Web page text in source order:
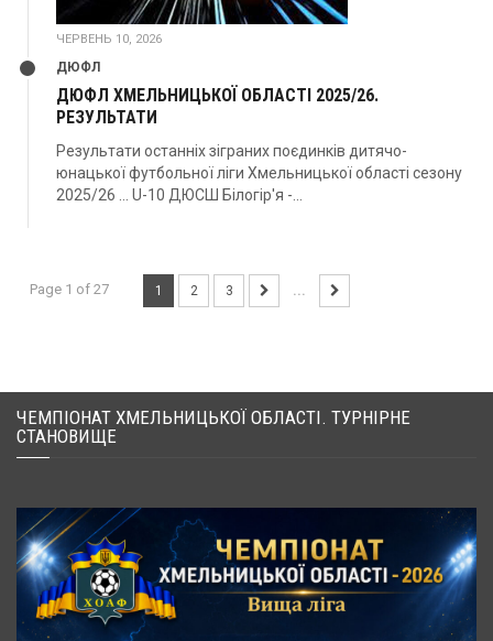
ЧЕРВЕНЬ 10, 2026
ДЮФЛ
ДЮФЛ ХМЕЛЬНИЦЬКОЇ ОБЛАСТІ 2025/26.
РЕЗУЛЬТАТИ
Результати останніх зіграних поєдинків дитячо-
юнацької футбольної ліги Хмельницької області сезону
2025/26 … U-10 ДЮСШ Білогір'я -...
Page 1 of 27 1 2 3 ...
ЧЕМПІОНАТ ХМЕЛЬНИЦЬКОЇ ОБЛАСТІ. ТУРНІРНЕ
СТАНОВИЩЕ